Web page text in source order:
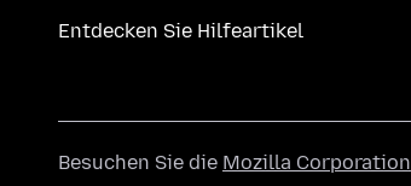
Entdecken Sie Hilfeartikel
Besuchen Sie die Mozilla Corporation